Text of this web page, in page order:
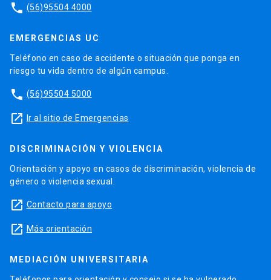
phone (56)95504 4000
EMERGENCIAS UC
Teléfono en caso de accidente o situación que ponga en
riesgo tu vida dentro de algún campus.
phone (56)95504 5000
launch Ir al sitio de Emergencias
DISCRIMINACIÓN Y VIOLENCIA
Orientación y apoyo en casos de discriminación, violencia de
género o violencia sexual.
launch Contacto para apoyo
launch Más orientación
MEDIACIÓN UNIVERSITARIA